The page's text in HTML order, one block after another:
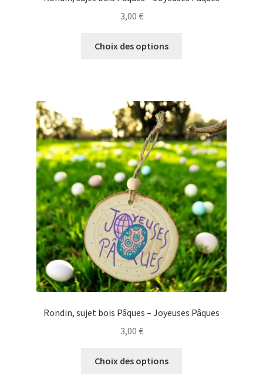
3,00 €
Choix des options
variations.
Les
options
peuvent
être
choisies
sur
la
page
du
produit
Rondin, sujet bois Pâques – Joyeuses Pâques
3,00 €
Choix des options